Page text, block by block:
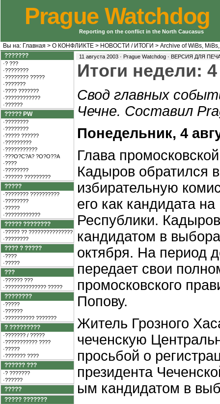
Prague Watchdog
Reporting on the conflict in the North Caucasus
Вы на: Главная > О КОНФЛИКТЕ > НОВОСТИ / ИТОГИ > Archive of WiBs,
???????
·? ???
·????????
·???????? ?????
·???????
·???? ???????
·????????????
·??????
????? PW
·????????
·????????
·????? ??????
·?????????
·???????????
·???O?C?A? ?O?O??A
·????
·????????
·?????? ?????????
?????
·???????? ??????????
·????????
·?????
·????????????
????? ????????
·????? ?? ???????????????
·????????
???? ? ?????
·????
·?????
???
·?????? ???
·?????????????? ?????
????????
·?????
·??????
·?????????? ???????
? ?????????
·??????? / ?????
·??????????? ????
·?????
·??????? ????
?????? ???
·? ???????
·??????
?????
????? ???????
11 августа 2003 · Prague Watchdog · ВЕРСИЯ ДЛЯ
Итоги недели: 4
Свод главных
Чечне. Составил
Понедельник, 4
Глава
Кадыров обратился
избирательную
его как кандидата
Республики.
кандидатом в
октября. На период
передает свои
промосковского
Попову.
Житель Грозного
чеченскую
просьбой о
президента
ым кандидатом в